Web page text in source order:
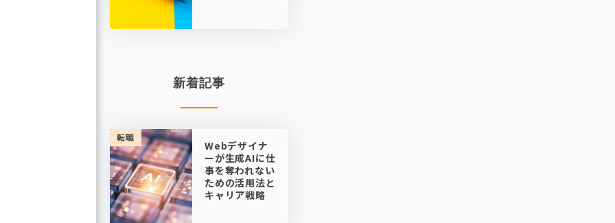
新着記事
転職
Webデザイナ
ーが生成AIに仕
事を奪われない
ための活用法と
キャリア戦略